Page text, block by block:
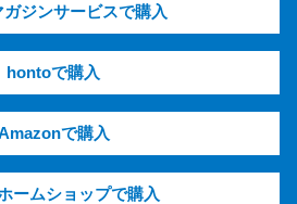
ジンサービスで購入
hontoで購入
で購入
ームショップで購入